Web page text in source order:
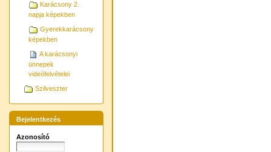
Karácsony 2.
napja képekben
Gyerekkarácsony
képekben
A karácsonyi
ünnepek
videófelvételei
Szilveszter
Bejelentkezés
Azonosító